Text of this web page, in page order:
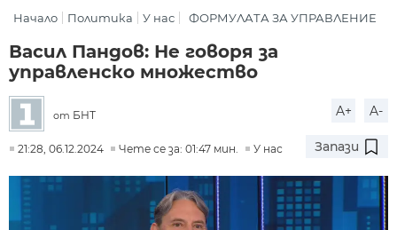
Начало Политика У нас ФОРМУЛАТА ЗА УПРАВЛЕНИЕ
Васил Пандов: Не говоря за
управленско множество
от БНТ A+ A-
21:28, 06.12.2024 Чете се за: 01:47 мин. У нас Запази